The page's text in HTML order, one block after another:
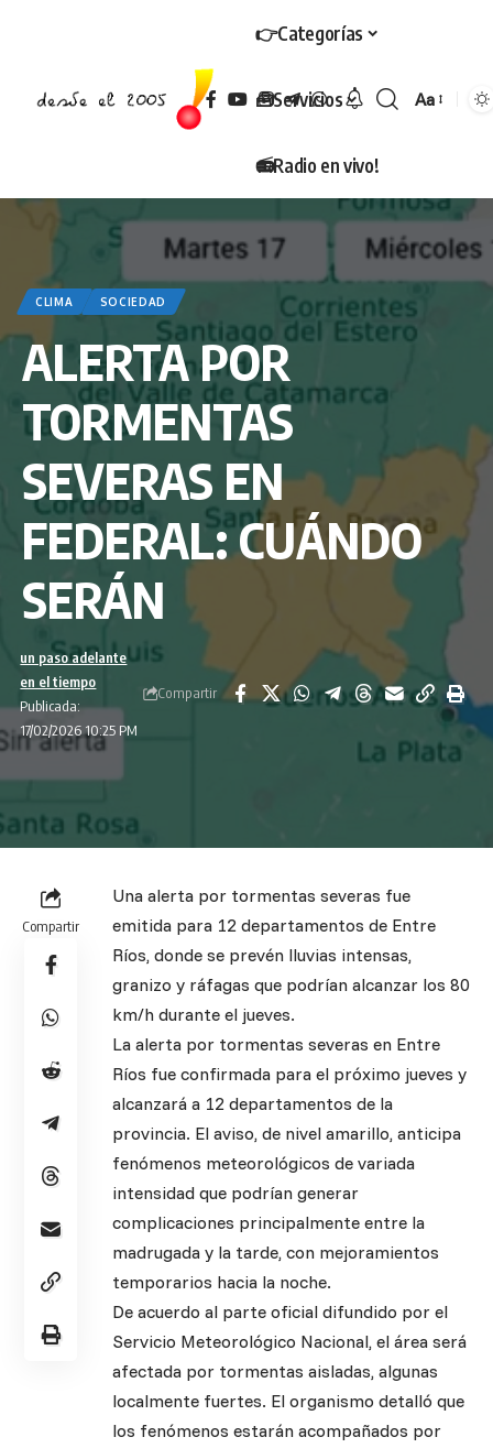
👉Categorías
🧰Servicios
📻Radio en vivo!
Tamaño
Aa
CLIMA SOCIEDAD
ALERTA POR
TORMENTAS
SEVERAS EN
FEDERAL: CUÁNDO
SERÁN
Publicada:
17/02/2026 10:25 PM
un paso adelante
en el tiempo
Compartir
Compartir
Una alerta por tormentas severas fue
emitida para 12 departamentos de Entre
Ríos, donde se prevén lluvias intensas,
granizo y ráfagas que podrían alcanzar los 80
km/h durante el jueves.
La alerta por tormentas severas en Entre
Ríos fue confirmada para el próximo jueves y
alcanzará a 12 departamentos de la
provincia. El aviso, de nivel amarillo, anticipa
fenómenos meteorológicos de variada
intensidad que podrían generar
complicaciones principalmente entre la
madrugada y la tarde, con mejoramientos
temporarios hacia la noche.
De acuerdo al parte oficial difundido por el
Servicio Meteorológico Nacional, el área será
afectada por tormentas aisladas, algunas
localmente fuertes. El organismo detalló que
los fenómenos estarán acompañados por